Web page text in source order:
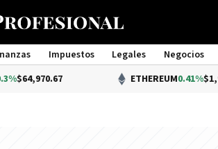
Impuestos Legales Negocios
Management
ETHEREUM0.41%$1,921.40